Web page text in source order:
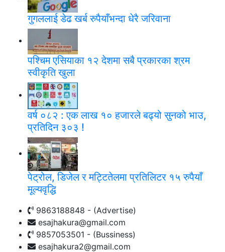
गुगललाई डेढ खर्ब रुपैयाँभन्दा धेरै जरिवाना
पश्चिम एसियाका १२ देशमा सबै प्रकारका श्रम
स्वीकृति खुला
वर्ष ०८२ : एक लाख १० हजारले बढ्यो सुनको भाउ,
प्रतिदिन ३०३ !
पेट्रोल, डिजेल र मट्टितेलमा प्रतिलिटर १५ रुपैयाँ
मूल्यवृद्धि
9863188848 - (Advertise)
esajhakura@gmail.com
9857053501 - (Bussiness)
esajhakura2@gmail.com